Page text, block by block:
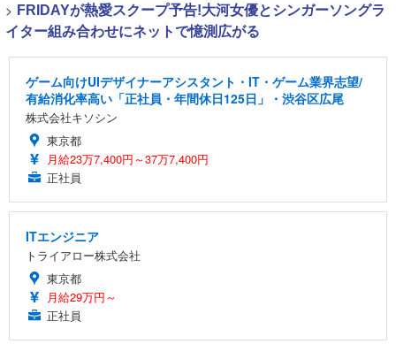
> FRIDAYが熱愛スクープ予告!大河女優とシンガーソングラ
イター組み合わせにネットで憶測広がる
ゲーム向けUIデザイナーアシスタント・IT・ゲーム業界志望/
有給消化率高い「正社員・年間休日125日」・渋谷区広尾
株式会社キソシン
東京都
月給23万7,400円～37万7,400円
正社員
ITエンジニア
トライアロー株式会社
東京都
月給29万円～
正社員